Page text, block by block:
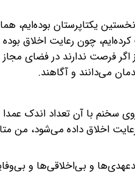
یکتاپرستان بوده‌ایم،
چون رعایت اخلاق
اگر فرصت ندارند در فضای
می‌دانند و آگاهند.
سخنم با آن تعداد اندک
رعایت اخلاق داده می‌شود،
و بی‌اخلاقی‌ها و